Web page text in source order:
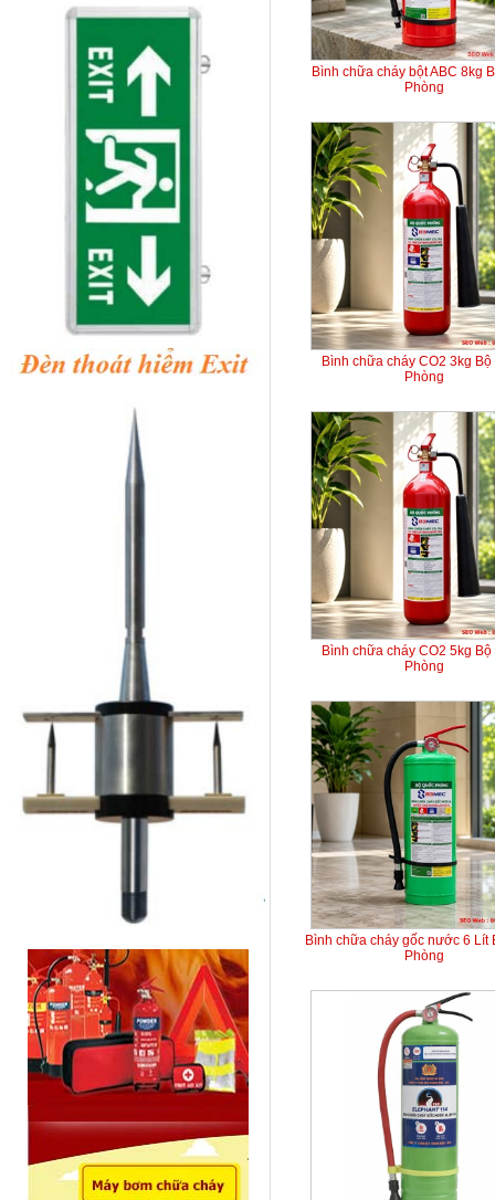
Bình chữa cháy bột ABC 8kg
Phòng
Bình chữa cháy CO2 3kg Bộ
Phòng
Bình chữa cháy CO2 5kg Bộ
Phòng
Bình chữa cháy gốc nước 6 Lít
Phòng